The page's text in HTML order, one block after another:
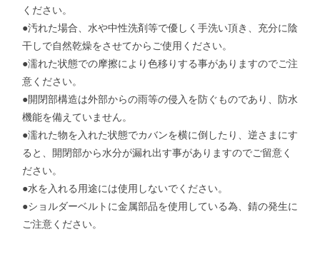
ください。
●汚れた場合、水や中性洗剤等で優しく手洗い頂き、充分に陰
干しで自然乾燥をさせてからご使用ください。
●濡れた状態での摩擦により色移りする事がありますのでご注
意ください。
●開閉部構造は外部からの雨等の侵入を防ぐものであり、防水
機能を備えていません。
●濡れた物を入れた状態でカバンを横に倒したり、逆さまにす
ると、開閉部から水分が漏れ出す事がありますのでご留意く
ださい。
●水を入れる用途には使用しないでください。
●ショルダーベルトに金属部品を使用している為、錆の発生に
ご注意ください。